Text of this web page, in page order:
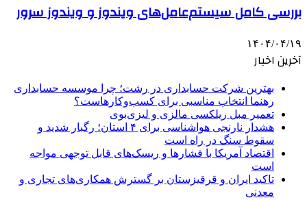
بررسی کامل سیستم‌عامل‌های ویندوز و ویندوز سرور
۱۴۰۴/۰۴/۱۹
آخرین اخبار
بهترین شرکت حسابداری در رشت؛ چرا موسسه حسابداری
رهنما انتخاب مناسبی برای کسب‌وکارهاست؟
تعمیر مبل ریلکسی مالزی و لیزی‌بوی
هشدار نارنجی هواشناسی برای ۴ استان؛ رگبار شدید و
سقوط سنگ در راه است
اقتصاد آمریکا با فشارها و ریسک‌های قابل توجهی مواجه
است
تاکید ایران و قرقیزستان بر گسترش همکاری‌های تجاری و
معدنی